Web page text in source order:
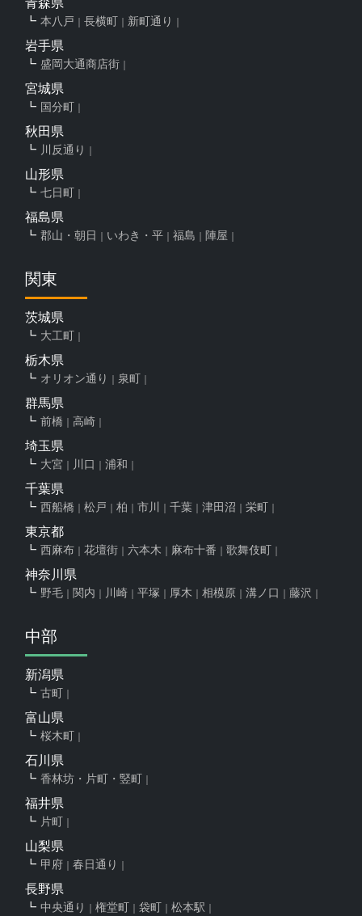
本八戸 長横町 新町通り
岩手県
盛岡大通商店街
宮城県
国分町
秋田県
川反通り
山形県
七日町
福島県
郡山・朝日 いわき・平 福島 陣屋
関東
茨城県
大工町
栃木県
オリオン通り 泉町
群馬県
前橋 高崎
埼玉県
大宮 川口 浦和
千葉県
西船橋 松戸 柏 市川 千葉 津田沼 栄町
東京都
西麻布 花壇街 六本木 麻布十番 歌舞伎町
神奈川県
野毛 関内 川崎 平塚 厚木 相模原 溝ノ口 藤沢
中部
新潟県
古町
富山県
桜木町
石川県
香林坊・片町・竪町
福井県
片町
山梨県
甲府 春日通り
長野県
中央通り 権堂町 袋町 松本駅